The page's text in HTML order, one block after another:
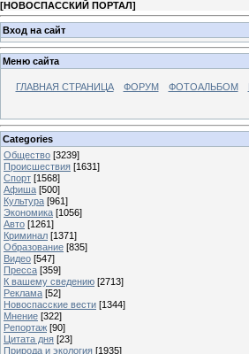
[НОВОСПАССКИЙ ПОРТАЛ]
Вход на сайт
Меню сайта
ГЛАВНАЯ СТРАНИЦА ФОРУМ ФОТОАЛЬБОМ
Categories
Общество [3239]
Происшествия [1631]
Спорт [1568]
Афиша [500]
Культура [961]
Экономика [1056]
Авто [1261]
Криминал [1371]
Образование [835]
Видео [547]
Пресса [359]
К вашему сведению [2713]
Реклама [52]
Новоспасские вести [1344]
Мнение [322]
Репортаж [90]
Цитата дня [23]
Природа и экология [1935]